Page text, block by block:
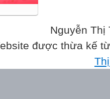
Nguyễn Thị
được thừa kế